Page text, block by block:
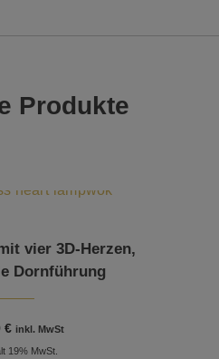
Produkte
vier 3D-Herzen,
Dornführung
€ inkl. MwSt
19% MwSt.